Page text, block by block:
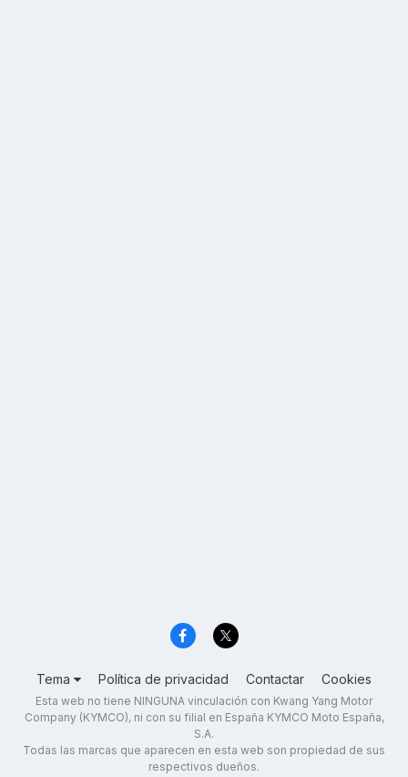
Tema Política de privacidad Contactar Cookies
Esta web no tiene NINGUNA vinculación con Kwang Yang Motor
Company (KYMCO), ni con su filial en España KYMCO Moto España,
S.A.
Todas las marcas que aparecen en esta web son propiedad de sus
respectivos dueños.